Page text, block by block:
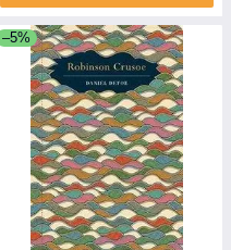
–5%